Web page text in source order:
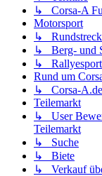
↳ Corsa-A
Motorsport
↳
↳ Berg- und
↳ Rallyesport
Rund um
↳ Corsa-A.de
Teilemarkt
↳ User
Teilemarkt
↳ Suche
↳ Biete
↳ Verkauf